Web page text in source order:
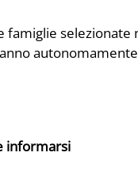
famiglie
informarsi